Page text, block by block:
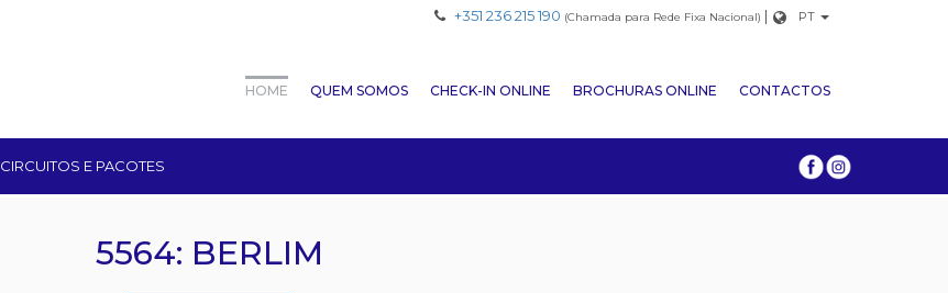
+351 236 215 190 (Chamada para Rede Fixa Nacional) | PT
HOME QUEM SOMOS CHECK-IN ONLINE BROCHURAS ONLINE CONTACTOS
CIRCUITOS E PACOTES
5564: BERLIM